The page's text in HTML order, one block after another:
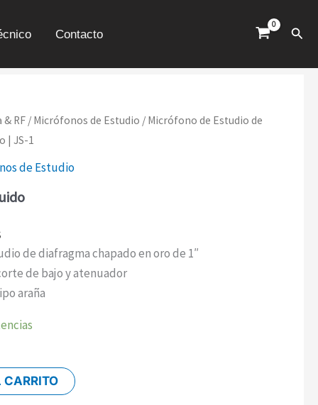
Contacto
RF / Micrófonos de Estudio / Micrófono de Estudio de
| JS-1
de Estudio
de diafragma chapado en oro de 1″
de bajo y atenuador
araña
EN
|